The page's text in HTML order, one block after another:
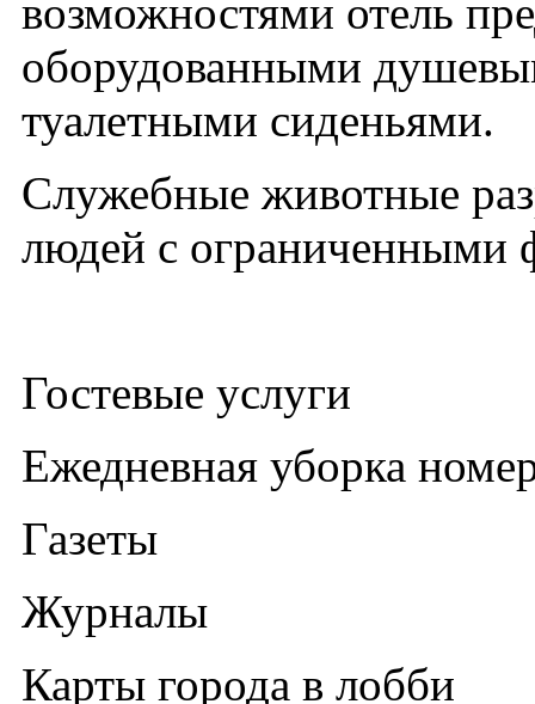
возможностями отель
оборудованными
туалетными сиденьями.
Служебные животные
людей с ограниченными
Гостевые услуги
Ежедневная уборка
Газеты
Журналы
Карты города в лобби